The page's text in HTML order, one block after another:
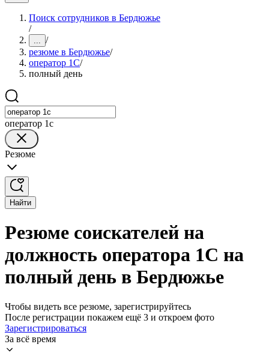
Поиск сотрудников в Бердюжье
/
... /
резюме в Бердюжье/
оператор 1C/
полный день
оператор 1c
Резюме
Найти
Резюме соискателей на
должность оператора 1C на
полный день в Бердюжье
Чтобы видеть все резюме, зарегистрируйтесь
После регистрации покажем ещё 3 и откроем фото
Зарегистрироваться
За всё время